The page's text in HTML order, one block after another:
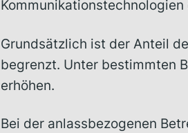
Grundsätzlich ist der Anteil
begrenzt. Unter bestimmten
erhöhen.
Bei der anlassbezogenen